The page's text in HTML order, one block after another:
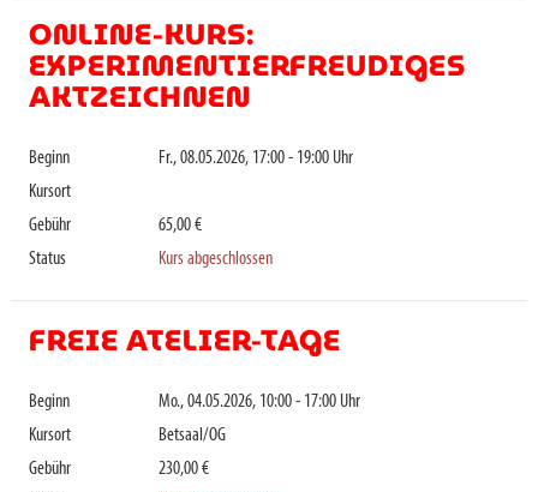
ONLINE-KURS:
EXPERIMENTIERFREUDIGES
AKTZEICHNEN
Beginn
Fr., 08.05.2026, 17:00 - 19:00 Uhr
Kursort
Gebühr
65,00 €
Status
Kurs abgeschlossen
FREIE ATELIER-TAGE
Beginn
Mo., 04.05.2026, 10:00 - 17:00 Uhr
Kursort
Betsaal/OG
Gebühr
230,00 €